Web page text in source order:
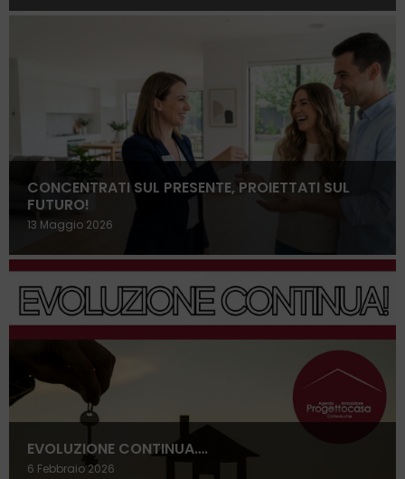
CONCENTRATI SUL PRESENTE, PROIETTATI SUL
FUTURO!
13 Maggio 2026
EVOLUZIONE CONTINUA….
6 Febbraio 2026